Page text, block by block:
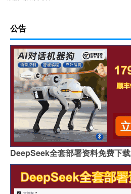
公告
DeepSeek全套部署资料免费下载